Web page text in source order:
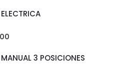
3 POSICIONES